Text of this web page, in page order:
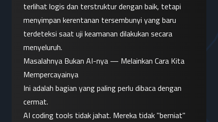
terlihat logis dan terstruktur dengan baik, tetapi
menyimpan kerentanan tersembunyi yang baru
terdeteksi saat uji keamanan dilakukan secara
menyeluruh.
Masalahnya Bukan AI-nya — Melainkan Cara Kita
Mempercayainya
Ini adalah bagian yang paling perlu dibaca dengan
cermat.
AI coding tools tidak jahat. Mereka tidak "berniat"